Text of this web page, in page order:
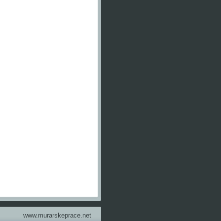
www.murarskeprace.net